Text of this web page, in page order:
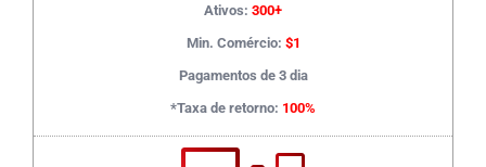
Ativos: 300+
Min. Comércio: $1
Pagamentos de 3 dia
*Taxa de retorno: 100%